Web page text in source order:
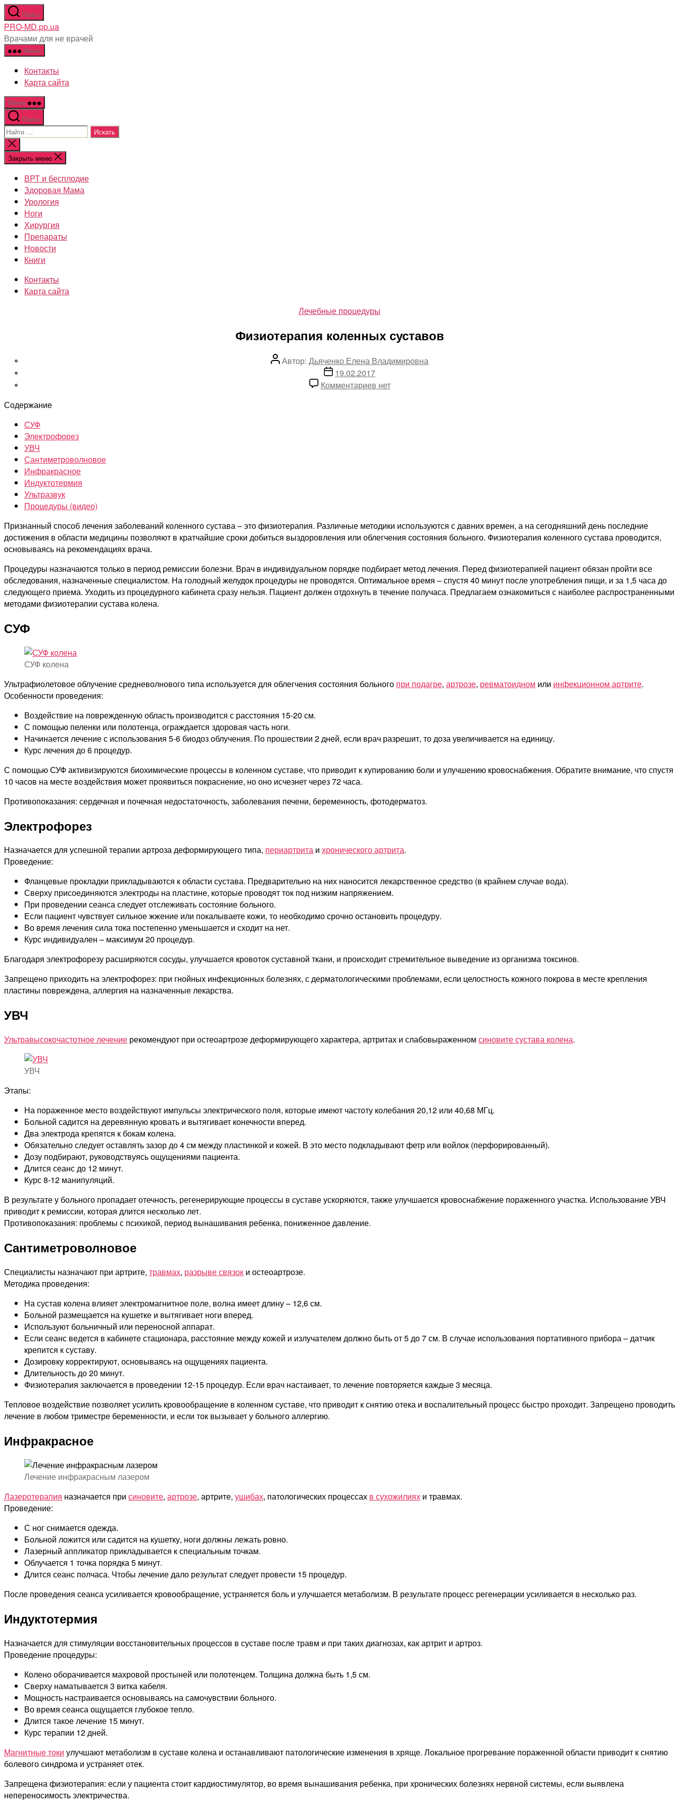
Перейти
к
содержимому
Поиск
PRO-MD.pp.ua
Врачами для не врачей
Меню
Контакты
Карта сайта
Меню
Поиск
Поиск:
Закрыть
поиск
Закрыть меню
ВРТ и бесплодие
Здоровая Мама
Урология
Ноги
Хирургия
Препараты
Новости
Книги
Контакты
Карта сайта
Рубрики
Лечебные процедуры
Физиотерапия коленных суставов
АвторАвтор: Дьяченко Елена Владимировна
Дата
записи
19.02.2017
Комментариевкнет
Содержание
СУФ
Электрофорез
УВЧ
Сантиметроволновое
Инфракрасное
Индуктотермия
Ультразвук
Процедуры (видео)
Признанный способ лечения заболеваний коленного сустава – это физиотерапия. Различные методики используются с давних времен, а на сегодняшний день последние
достижения в области медицины позволяют в кратчайшие сроки добиться выздоровления или облегчения состояния больного. Физиотерапия коленного сустава проводится,
основываясь на рекомендациях врача.
Процедуры назначаются только в период ремиссии болезни. Врач в индивидуальном порядке подбирает метод лечения. Перед физиотерапией пациент обязан пройти все
обследования, назначенные специалистом. На голодный желудок процедуры не проводятся. Оптимальное время – спустя 40 минут после употребления пищи, и за 1,5 часа до
следующего приема. Уходить из процедурного кабинета сразу нельзя. Пациент должен отдохнуть в течение получаса. Предлагаем ознакомиться с наиболее распространенными
методами физиотерапии сустава колена.
СУФ
СУФ колена
Ультрафиолетовое облучение средневолнового типа используется для облегчения состояния больного при подагре, артрозе, ревматоидном или инфекционном артрите.
Особенности проведения:
Воздействие на поврежденную область производится с расстояния 15-20 см.
С помощью пеленки или полотенца, ограждается здоровая часть ноги.
Начинается лечение с использования 5-6 биодоз облучения. По прошествии 2 дней, если врач разрешит, то доза увеличивается на единицу.
Курс лечения до 6 процедур.
С помощью СУФ активизируются биохимические процессы в коленном суставе, что приводит к купированию боли и улучшению кровоснабжения. Обратите внимание, что спустя
10 часов на месте воздействия может проявиться покраснение, но оно исчезнет через 72 часа.
Противопоказания: сердечная и почечная недостаточность, заболевания печени, беременность, фотодерматоз.
Электрофорез
Назначается для успешной терапии артроза деформирующего типа, периартрита и хронического артрита.
Проведение:
Фланцевые прокладки прикладываются к области сустава. Предварительно на них наносится лекарственное средство (в крайнем случае вода).
Сверху присоединяются электроды на пластине, которые проводят ток под низким напряжением.
При проведении сеанса следует отслеживать состояние больного.
Если пациент чувствует сильное жжение или покалываете кожи, то необходимо срочно остановить процедуру.
Во время лечения сила тока постепенно уменьшается и сходит на нет.
Курс индивидуален – максимум 20 процедур.
Благодаря электрофорезу расширяются сосуды, улучшается кровоток суставной ткани, и происходит стремительное выведение из организма токсинов.
Запрещено приходить на электрофорез: при гнойных инфекционных болезнях, с дерматологическими проблемами, если целостность кожного покрова в месте крепления
пластины повреждена, аллергия на назначенные лекарства.
УВЧ
Ультравысокочастотное лечение рекомендуют при остеоартрозе деформирующего характера, артритах и слабовыраженном синовите сустава колена.
УВЧ
Этапы:
На пораженное место воздействуют импульсы электрического поля, которые имеют частоту колебания 20,12 или 40,68 МГц.
Больной садится на деревянную кровать и вытягивает конечности вперед.
Два электрода крепятся к бокам колена.
Обязательно следует оставлять зазор до 4 см между пластинкой и кожей. В это место подкладывают фетр или войлок (перфорированный).
Дозу подбирают, руководствуясь ощущениями пациента.
Длится сеанс до 12 минут.
Курс 8-12 манипуляций.
В результате у больного пропадает отечность, регенерирующие процессы в суставе ускоряются, также улучшается кровоснабжение пораженного участка. Использование УВЧ
приводит к ремиссии, которая длится несколько лет.
Противопоказания: проблемы с психикой, период вынашивания ребенка, пониженное давление.
Сантиметроволновое
Специалисты назначают при артрите, травмах, разрыве связок и остеоартрозе.
Методика проведения:
На сустав колена влияет электромагнитное поле, волна имеет длину – 12,6 см.
Больной размещается на кушетке и вытягивает ноги вперед.
Используют больничный или переносной аппарат.
Если сеанс ведется в кабинете стационара, расстояние между кожей и излучателем должно быть от 5 до 7 см. В случае использования портативного прибора – датчик
крепится к суставу.
Дозировку корректируют, основываясь на ощущениях пациента.
Длительность до 20 минут.
Физиотерапия заключается в проведении 12-15 процедур. Если врач настаивает, то лечение повторяется каждые 3 месяца.
Тепловое воздействие позволяет усилить кровообращение в коленном суставе, что приводит к снятию отека и воспалительный процесс быстро проходит. Запрещено проводить
лечение в любом триместре беременности, и если ток вызывает у больного аллергию.
Инфракрасное
Лечение инфракрасным лазером
Лазеротерапия назначается при синовите, артрозе, артрите, ушибах, патологических процессах в сухожилиях и травмах.
Проведение:
С ног снимается одежда.
Больной ложится или садится на кушетку, ноги должны лежать ровно.
Лазерный аппликатор прикладывается к специальным точкам.
Облучается 1 точка порядка 5 минут.
Длится сеанс полчаса. Чтобы лечение дало результат следует провести 15 процедур.
После проведения сеанса усиливается кровообращение, устраняется боль и улучшается метаболизм. В результате процесс регенерации усиливается в несколько раз.
Индуктотермия
Назначается для стимуляции восстановительных процессов в суставе после травм и при таких диагнозах, как артрит и артроз.
Проведение процедуры:
Колено оборачивается махровой простыней или полотенцем. Толщина должна быть 1,5 см.
Сверху наматывается 3 витка кабеля.
Мощность настраивается основываясь на самочувствии больного.
Во время сеанса ощущается глубокое тепло.
Длится такое лечение 15 минут.
Курс терапии 12 дней.
Магнитные токи улучшают метаболизм в суставе колена и останавливают патологические изменения в хряще. Локальное прогревание пораженной области приводит к снятию
болевого синдрома и устраняет отек.
Запрещена физиотерапия: если у пациента стоит кардиостимулятор, во время вынашивания ребенка, при хронических болезнях нервной системы, если выявлена
непереносимость электричества.